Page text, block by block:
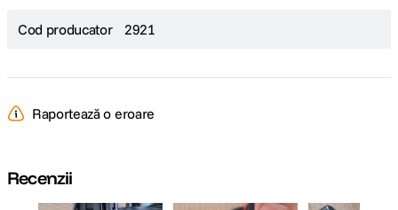
Cod producator 2921
Raportează o eroare
Recenzii